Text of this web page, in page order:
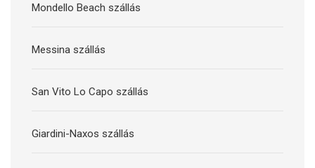
Mondello Beach szállás
Messina szállás
San Vito Lo Capo szállás
Giardini-Naxos szállás